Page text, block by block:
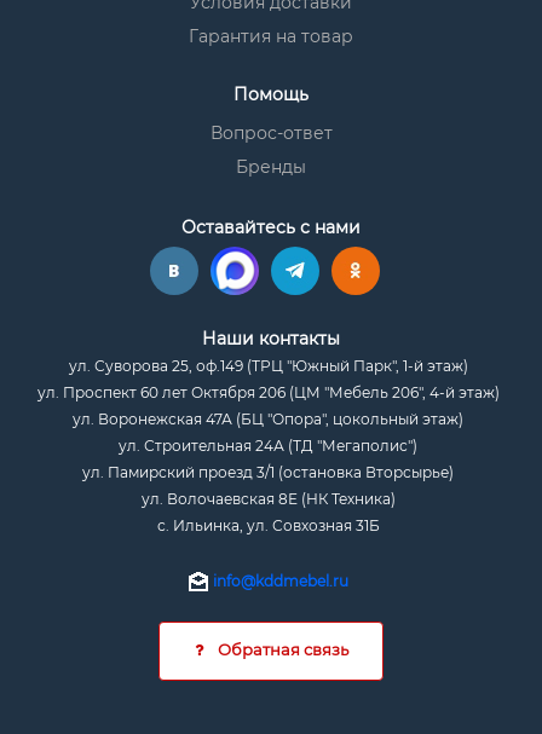
Гарантия на товар
Помощь
Вопрос-ответ
Бренды
Оставайтесь с нами
Наши контакты
ул. Суворова 25, оф.149 (ТРЦ "Южный Парк", 1-й этаж)
ул. Проспект 60 лет Октября 206 (ЦМ "Мебель 206", 4-й этаж)
ул. Воронежская 47А (БЦ "Опора", цокольный этаж)
ул. Строительная 24А (ТД "Мегаполис")
ул. Памирский проезд 3/1 (остановка Вторсырье)
ул. Волочаевская 8Е (НК Техника)
с. Ильинка, ул. Совхозная 31Б
info@kddmebel.ru
Обратная связь